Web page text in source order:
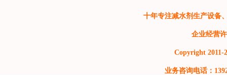
十年专注减水剂生产设备
企业经营
Copyright 2011-
业务咨询电话：